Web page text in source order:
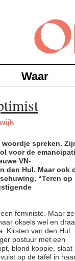
Waar
woordje spreken.
voor de
VN-
den Hul. Maar ook
“Teren op
feministe. Maar ze
oksels wel en
Kirsten van den Hul
postuur met een
blond koppie, slaat
op de tafel in